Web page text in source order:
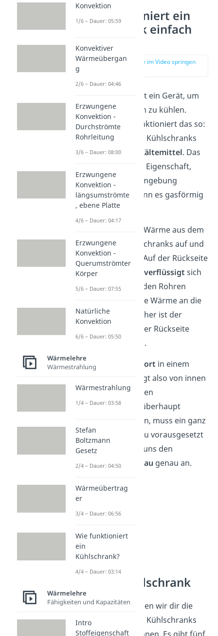
Wie funktioniert ein
Kühlschrank einfach
erklärt
zur Stelle im Video springen
Ein Kühlschrank ist ein Gerät, um
dessen Innenraum zu kühlen.
Einfach erklärt funktioniert das so:
In den Rohren des Kühlschranks
befindet sich ein
Kältemittel. Das
Kältemittel hat die Eigenschaft,
Wärme aus der Umgebung
aufzunehmen, wenn es gasförmig
wird.
Es nimmt also die Wärme aus dem
Inneren des Kühlschranks auf und
verdampft
dabei. Auf der Rückseite
des Kühlschranks verflüssigt sich
das Kältemittel in den Rohren
wieder und gibt die Wärme an die
Umgebung ab. Daher ist der
Kühlschrank auf der Rückseite
auch immer warm.
DerWärmetransport in einem
Kühlschrank erfolgt also von innen
nach außen. Um den
Wärmetransport überhaupt
möglich zu machen, muss ein ganz
bestimmter Aufbau vorausgesetzt
sein. Schauen wir uns den
Kühlschrank-Aufbau genau an.
Aufbau Kühlschrank
Im Folgenden zeigen wir dir die
Hauptbauteile des Kühlschranks
Konvektion
1/6 – Dauer: 05:59
Konvektiver
Wärmeübergan
g
2/6 – Dauer: 04:46
Erzwungene
Konvektion -
Durchströmte
Rohrleitung
3/6 – Dauer: 08:00
Erzwungene
Konvektion -
längsumströmte
, ebene Platte
4/6 – Dauer: 04:17
Erzwungene
Konvektion -
Querumströmter
Körper
5/6 – Dauer: 07:55
Natürliche
Konvektion
6/6 – Dauer: 05:50
Wärmelehre
Wärmestrahlung
Wärmestrahlung
1/4 – Dauer: 03:58
Stefan
Boltzmann
Gesetz
2/4 – Dauer: 04:50
Wärmeübertrag
er
3/4 – Dauer: 06:56
Wie funktioniert
ein
Kühlschrank?
4/4 – Dauer: 03:14
Wärmelehre
Fähigkeiten und Kapazitäten
Intro
Stoffeigenschaft